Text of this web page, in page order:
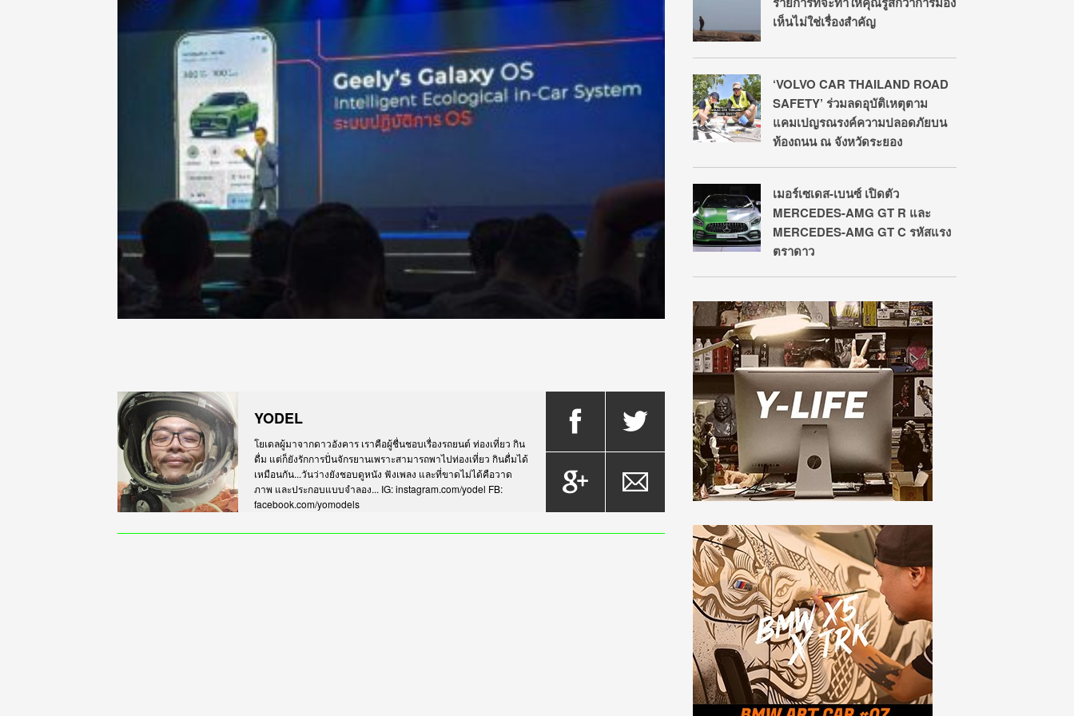
YODEL
โยเดลผู้มาจากดาวอังคาร เราคือผู้ชื่นชอบเรื่องรถยนต์ ท่องเที่ยว กิน
ดื่ม แต่ก็ยังรักการปั่นจักรยานเพราะสามารถพาไปท่องเที่ยว กินดื่มได้
เหมือนกัน...วันว่างยังชอบดูหนัง ฟังเพลง และที่ขาดไม่ได้คือวาด
ภาพ และประกอบแบบจำลอง... IG: instagram.com/yodel FB:
facebook.com/yomodels
เห็นไม่ใช่เรื่องสำคัญ
‘VOLVO CAR THAILAND ROAD
SAFETY’ ร่วมลดอุบัติเหตุตาม
แคมเปญรณรงค์ความปลอดภัยบน
ท้องถนน ณ จังหวัดระยอง
เมอร์เซเดส-เบนซ์ เปิดตัว
MERCEDES-AMG GT R และ
MERCEDES-AMG GT C รหัสแรง
ตราดาว